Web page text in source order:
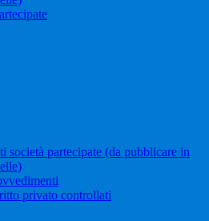
società partecipate (da pubblicare in
privato controllati